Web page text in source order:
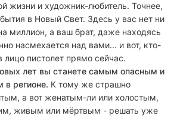
жизни и художник-любитель. Точнее,
в Новый Свет. Здесь у вас нет ни
миллион, а ваш брат, даже находясь
насмехается над вами... и вот, кто-
пистолет прямо сейчас.
лет вы станете самым опасным и
в регионе. К тому же страшно
а вот женатым-ли или холостым,
живым или мёртвым - решать уже